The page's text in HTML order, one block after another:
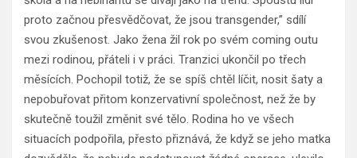
proto začnou přesvědčovat, že jsou transgender,” sdílí
svou zkušenost. Jako žena žil rok po svém coming outu
mezi rodinou, přáteli i v práci. Tranzici ukončil po třech
měsících. Pochopil totiž, že se spíš chtěl líčit, nosit šaty a
nepobuřovat přitom konzervativní společnost, než že by
skutečně toužil změnit své tělo. Rodina ho ve všech
situacích podpořila, přesto přiznává, že když se jeho matka